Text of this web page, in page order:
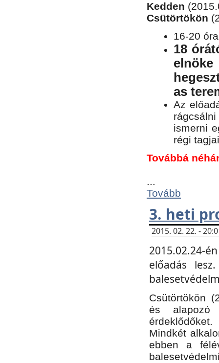
Kedden
Csütörtökön
16-20
18
as
Az
ismerni
régi
Továbbá
...
Tovább
3. heti
2015. 02. 22. -
2015.02.24-
előadás
Csütörtökön
és alapozó
érdeklődőket.
Mindkét
ebben a